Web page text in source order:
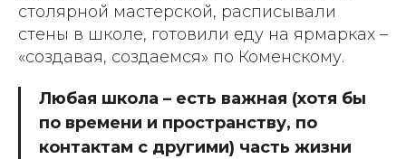
столярной мастерской, расписывали
стены в школе, готовили еду на ярмарках –
«создавая, создаемся» по Коменскому.
Любая школа – есть важная (хотя бы
по времени и пространству, по
контактам с другими) часть жизни